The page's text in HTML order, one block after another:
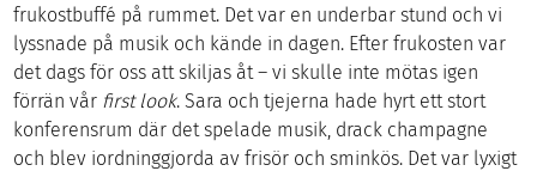
frukostbuffé på rummet. Det var en underbar stund och vi
lyssnade på musik och kände in dagen. Efter frukosten var
det dags för oss att skiljas åt – vi skulle inte mötas igen
förrän vår first look. Sara och tjejerna hade hyrt ett stort
konferensrum där det spelade musik, drack champagne
och blev iordninggjorda av frisör och sminkös. Det var lyxigt